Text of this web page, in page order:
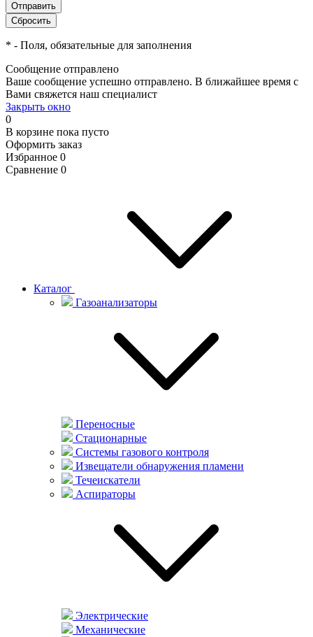
* - Поля, обязательные для заполнения
Сообщение отправлено
Ваше сообщение успешно отправлено. В ближайшее время с
Вами свяжется наш специалист
Закрыть окно
0
В корзине пока пусто
Оформить заказ
Избранное 0
Сравнение 0
Каталог
Газоанализаторы
Переносные
Стационарные
Системы газового контроля
Извещатели обнаружения пламени
Течеискатели
Аспираторы
Электрические
Механические